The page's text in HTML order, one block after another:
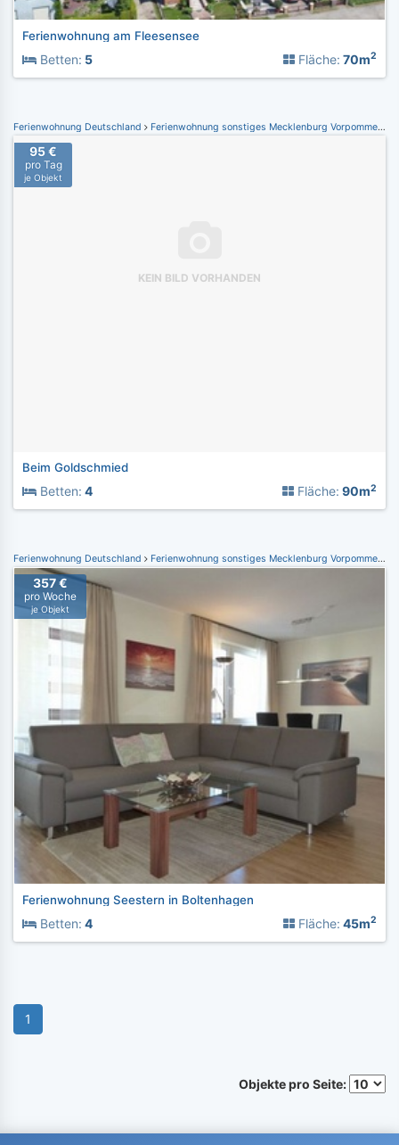
Ferienwohnung am Fleesensee
Betten: 5 Fläche: 70m2
Ferienwohnung Deutschland Ferienwohnung sonstiges Mecklenburg Vorpommern
KEIN BILD VORHANDEN
95 €
pro Tag
je Objekt
Beim Goldschmied
Betten: 4 Fläche: 90m2
Ferienwohnung Deutschland Ferienwohnung sonstiges Mecklenburg Vorpommern
357 €
pro Woche
je Objekt
Ferienwohnung Seestern in Boltenhagen
Betten: 4 Fläche: 45m2
1
Objekte pro Seite: